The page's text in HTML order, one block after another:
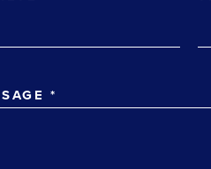
*